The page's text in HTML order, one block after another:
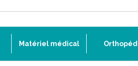
Matériel médical